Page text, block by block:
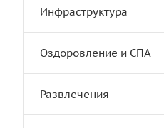
Инфраструктура
Оздоровление и СПА
Развлечения